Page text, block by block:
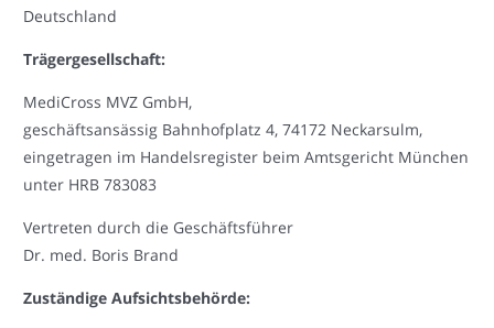
Deutschland
Trägergesellschaft:
MediCross MVZ GmbH,
geschäftsansässig Bahnhofplatz 4, 74172 Neckarsulm,
eingetragen im Handelsregister beim Amtsgericht München
unter HRB 783083
Vertreten durch die Geschäftsführer
Dr. med. Boris Brand
Zuständige Aufsichtsbehörde: